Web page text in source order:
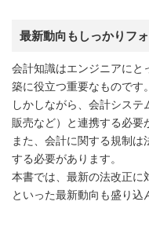
最新動向もしっかりフ
会計知識はエンジニアにと
築に役立つ重要なものです。
しかしながら、会計システ
販売など）と連携する必要
また、会計に関する規制
する必要があります。
本書では、最新の法改正に
といった最新動向も盛り込